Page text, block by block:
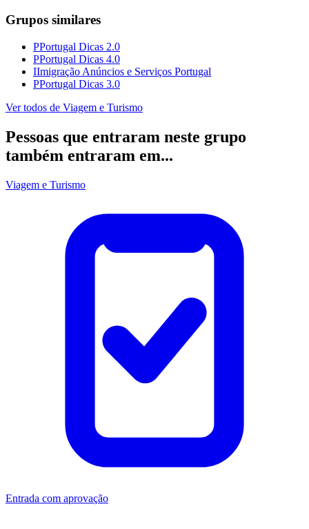
Grupos similares
PPortugal Dicas 2.0
PPortugal Dicas 4.0
IImigração Anúncios e Serviços Portugal
PPortugal Dicas 3.0
Ver todos de Viagem e Turismo
Pessoas que entraram neste grupo
também entraram em...
Viagem e Turismo
Entrada com aprovação